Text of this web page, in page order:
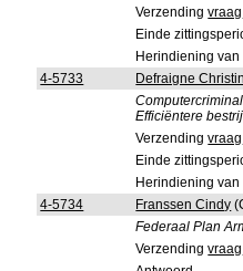
Verzendingvraag
Einde
Herindiening
4-5733
Defraigne
Efficiëntere
Verzendingvraag
Einde
Herindiening
4-5734
Franssen Cindy
Federaal Plan
Verzendingvraag